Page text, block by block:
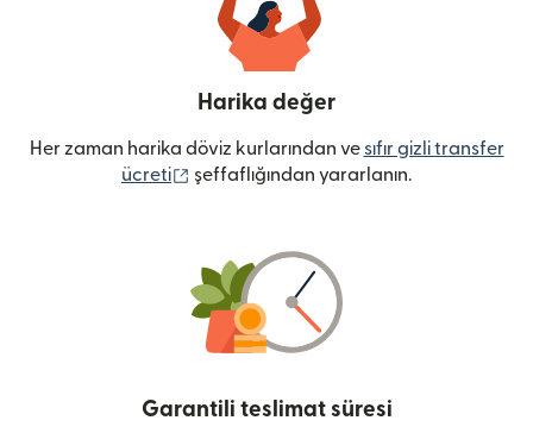
Harika değer
Her zaman harika döviz kurlarından ve sıfır gizli transfer
ücreti
(yeni pencerede açılır)
şeffaflığından yararlanın.
Garantili teslimat süresi